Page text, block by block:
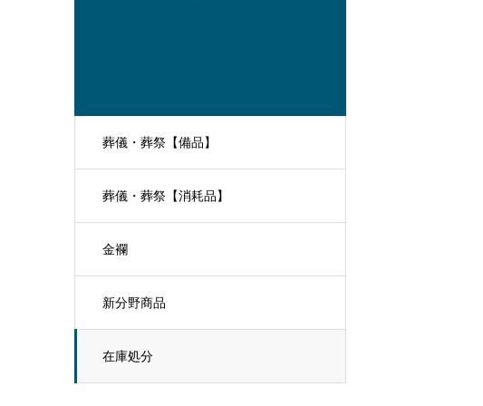
葬儀・葬祭【備品】
葬儀・葬祭【消耗品】
金襴
新分野商品
在庫処分